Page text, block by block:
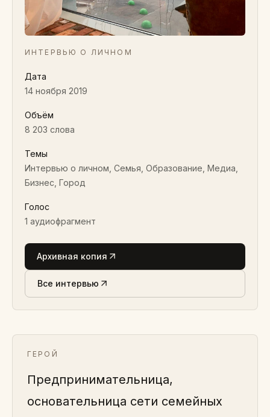
ИНТЕРВЬЮ О ЛИЧНОМ
Дата
14 ноября 2019
Объём
8 203 слова
Темы
Интервью о личном, Семья, Образование, Медиа,
Бизнес, Город
Голос
1 аудиофрагмент
Архивная копия
Все интервью
ГЕРОЙ
Предпринимательница,
основательница сети семейных